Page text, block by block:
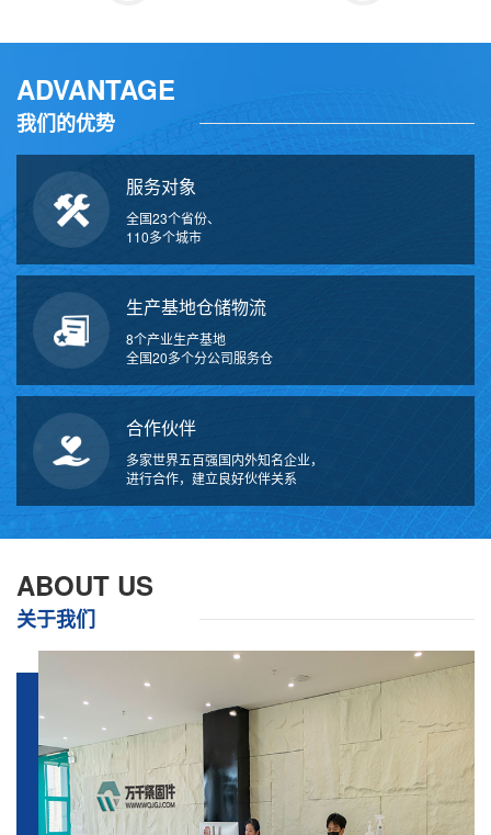
ADVANTAGE
我们的优势
服务对象
全国23个省份、
110多个城市
生产基地仓储物流
8个产业生产基地
全国20多个分公司服务仓
合作伙伴
多家世界五百强国内外知名企业，
进行合作，建立良好伙伴关系
ABOUT US
关于我们